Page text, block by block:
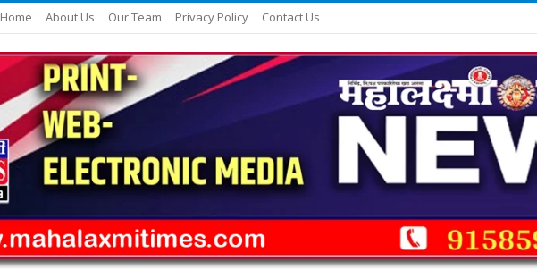
Home About Us Our Team Privacy Policy Contact Us